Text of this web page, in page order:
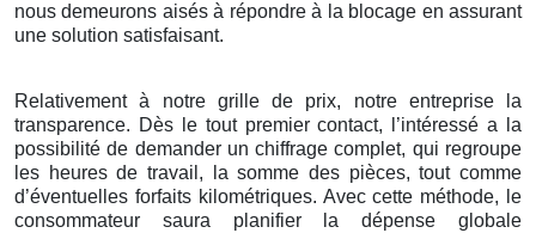
nous demeurons aisés à répondre à la blocage en assurant
une solution satisfaisant.
Relativement à notre grille de prix, notre entreprise la
transparence. Dès le tout premier contact, l’intéressé a la
possibilité de demander un chiffrage complet, qui regroupe
les heures de travail, la somme des pièces, tout comme
d’éventuelles forfaits kilométriques. Avec cette méthode, le
consommateur saura planifier la dépense globale